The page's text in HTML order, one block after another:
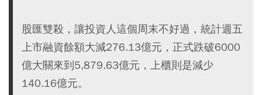
股匯雙殺，讓投資人這個周末不好過，統計週五
上市融資餘額大減276.13億元，正式跌破6000
億大關來到5,879.63億元，上櫃則是減少
140.16億元。